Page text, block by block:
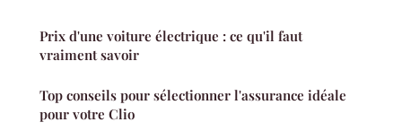
Prix d'une voiture électrique : ce qu'il faut
vraiment savoir
Top conseils pour sélectionner l'assurance idéale
pour votre Clio